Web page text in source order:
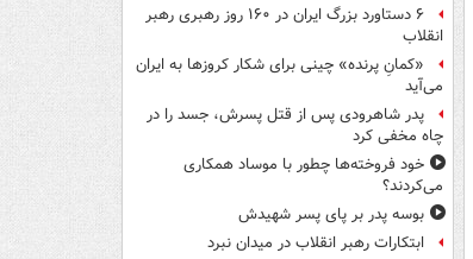
۶ دستاورد بزرگ ایران در ۱۶۰ روز رهبری رهبر
انقلاب
«کمانِ پرنده» چینی برای شکار کروزها به ایران
می‌آید
پدر شاهرودی پس از قتل پسرش، جسد را در
چاه مخفی کرد
خود فروخته‌ها چطور با موساد همکاری
می‌کردند؟
بوسه‌ پدر بر پای پسر شهیدش
ابتکارات رهبر انقلاب در میدان نبرد